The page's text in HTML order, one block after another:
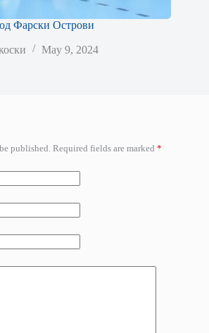
Фарски Острови
May 9, 2024
published. Required fields are marked *